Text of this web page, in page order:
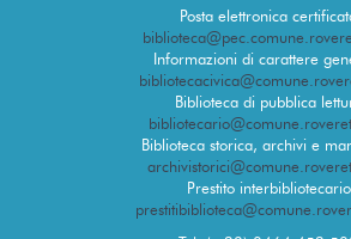
Posta elettronica
Informazioni di carattere
Biblioteca di pubblica
Biblioteca storica, archivi e
Prestito interbibliotecario